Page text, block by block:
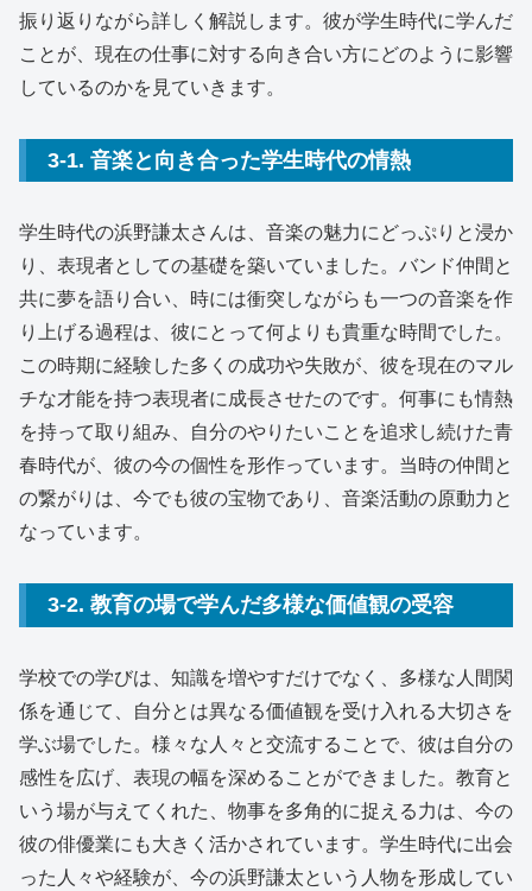
振り返りながら詳しく解説します。彼が学生時代に学んだ
ことが、現在の仕事に対する向き合い方にどのように影響
しているのかを見ていきます。
3-1. 音楽と向き合った学生時代の情熱
学生時代の浜野謙太さんは、音楽の魅力にどっぷりと浸か
り、表現者としての基礎を築いていました。バンド仲間と
共に夢を語り合い、時には衝突しながらも一つの音楽を作
り上げる過程は、彼にとって何よりも貴重な時間でした。
この時期に経験した多くの成功や失敗が、彼を現在のマル
チな才能を持つ表現者に成長させたのです。何事にも情熱
を持って取り組み、自分のやりたいことを追求し続けた青
春時代が、彼の今の個性を形作っています。当時の仲間と
の繋がりは、今でも彼の宝物であり、音楽活動の原動力と
なっています。
3-2. 教育の場で学んだ多様な価値観の受容
学校での学びは、知識を増やすだけでなく、多様な人間関
係を通じて、自分とは異なる価値観を受け入れる大切さを
学ぶ場でした。様々な人々と交流することで、彼は自分の
感性を広げ、表現の幅を深めることができました。教育と
いう場が与えてくれた、物事を多角的に捉える力は、今の
彼の俳優業にも大きく活かされています。学生時代に出会
った人々や経験が、今の浜野謙太という人物を形成してい